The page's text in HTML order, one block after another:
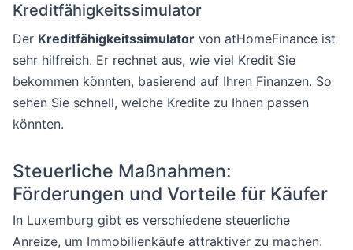
Kreditfähigkeitssimulator
Der Kreditfähigkeitssimulator von atHomeFinance ist
sehr hilfreich. Er rechnet aus, wie viel Kredit Sie
bekommen könnten, basierend auf Ihren Finanzen. So
sehen Sie schnell, welche Kredite zu Ihnen passen
könnten.
Steuerliche Maßnahmen:
Förderungen und Vorteile für Käufer
In Luxemburg gibt es verschiedene steuerliche
Anreize, um Immobilienkäufe attraktiver zu machen.